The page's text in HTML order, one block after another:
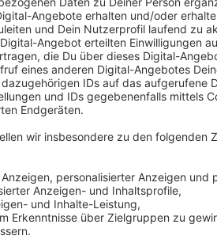
Das erste Heimspiel steht heute für
will sich der VFL mit drei Punkten
Borussia Park sind mit dem neuen
trifft die Fohlenelf heute auf einen
"Unangnehm, weil sie immer ans Limit
Gegner schwer machen. Aber auch,
wie sie Gegnern offensiv auch
Thuram kommt das Spiel heute noch
zurück finden, so Rose weiter. Auch
zu rechnen und Breel Embolo ist
der Partie ist heute um 15:30 Uhr.